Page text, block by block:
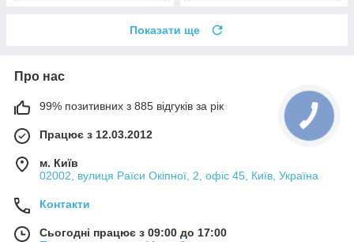
Показати ще
Про нас
99% позитивних з 885 відгуків за рік
Працює з 12.03.2012
м. Київ
02002, вулиця Раїси Окіпної, 2, офіс 45, Київ, Україна
Контакти
Сьогодні працює з 09:00 до 17:00